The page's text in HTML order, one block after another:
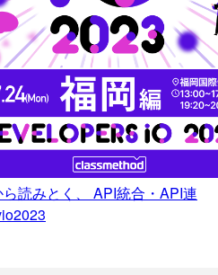
読みとく、 API統合・API連